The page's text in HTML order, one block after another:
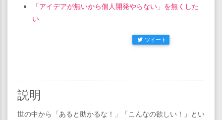
「アイデアが無いから個人開発やらない」を無くした
い
ツイート
説明
世の中から「あると助かるな！」「こんなの欲しい！」とい